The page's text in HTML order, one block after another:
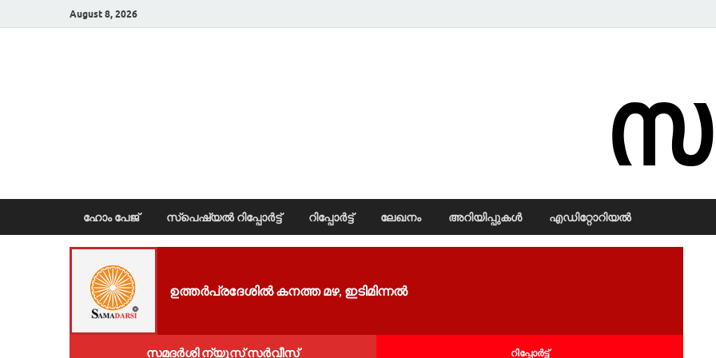
August 8, 2026
ഹോം പേജ് സ്പെഷ്യൽ റിപ്പോര്‍ട്ട് റിപ്പോര്‍ട്ട് ലേഖനം അറിയിപ്പുകള്‍ എഡിറ്റോറിയല്‍
ഉ​ത്ത​ർ​പ്ര​ദേ​ശി​ൽ ക​ന​ത്ത മ​ഴ, ഇടിമിന്നൽ
സമദർശി ന്യൂസ് സർവീസ് റിപ്പോര്‍ട്ട്